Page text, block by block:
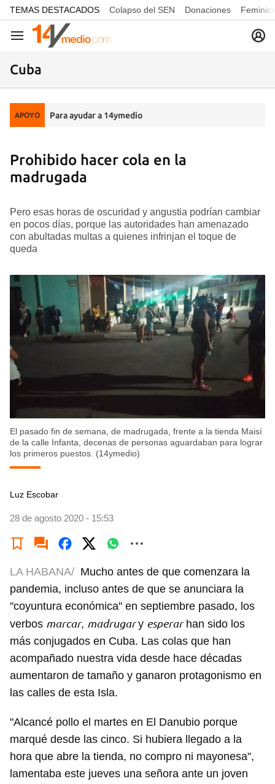
common.go-to-content
TEMAS DESTACADOS Colapso del SEN Donaciones
Navegación
Cuba
APOYO Para ayudar a 14ymedio
Prohibido hacer cola en la
madrugada
Pero esas horas de oscuridad y angustia podrían cambiar
en pocos días, porque las autoridades han amenazado
con abultadas multas a quienes infrinjan el toque de
queda
El pasado fin de semana, de madrugada, frente a la tienda Maisí
de la calle Infanta, decenas de personas aguardaban para lograr
los primeros puestos. (14ymedio)
Luz Escobar
28 de agosto 2020 - 15:53
LA HABANA/ Mucho antes de que comenzara la
pandemia, incluso antes de que se anunciara la
"coyuntura económica" en septiembre pasado, los
verbos marcar, madrugary esperarhan sido los
más conjugados en Cuba. Las colas que han
acompañado nuestra vida desde hace décadas
aumentaron de tamaño y ganaron protagonismo en
las calles de esta Isla.
"Alcancé pollo el martes en El Danubio porque
marqué desde las cinco. Si hubiera llegado a la
hora que abre la tienda, no compro ni mayonesa",
lamentaba este jueves una señora ante un joven